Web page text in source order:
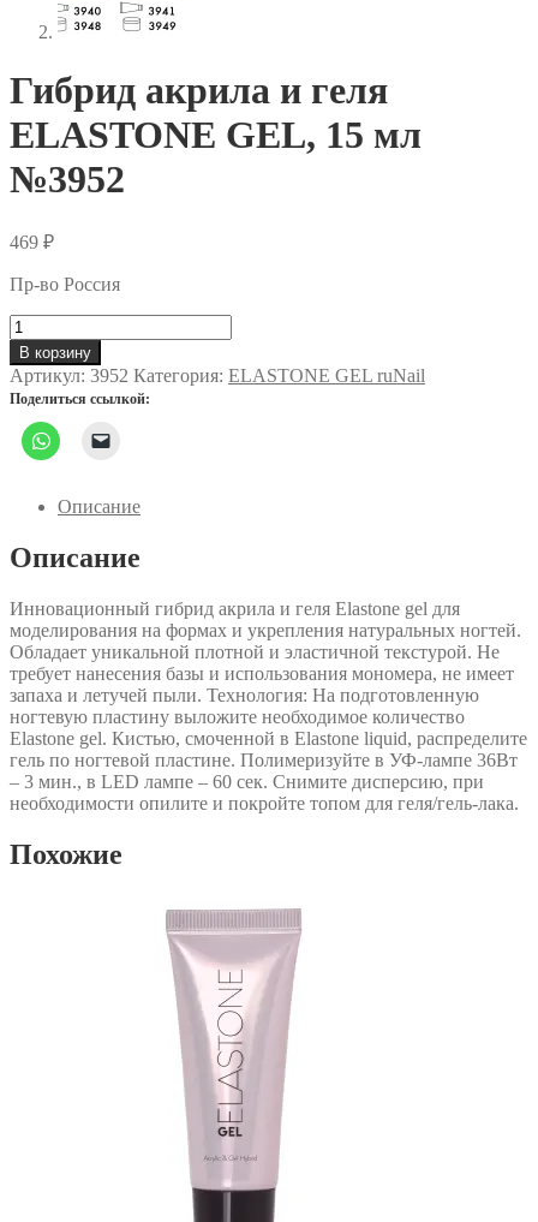
Гибрид акрила и геля
ELASTONE GEL, 15 мл
№3952
469 ₽
Пр-во Россия
Количество
товара
Гибрид
акрила
и
геля
ELASTONE
В корзину
Артикул: 3952 Категория: ELASTONE GEL ruNail
Поделиться ссылкой:
Описание
Описание
Инновационный гибрид акрила и геля Elastone gel для
моделирования на формах и укрепления натуральных ногтей.
Обладает уникальной плотной и эластичной текстурой. Не
требует нанесения базы и использования мономера, не имеет
запаха и летучей пыли. Технология: На подготовленную
ногтевую пластину выложите необходимое количество
Elastone gel. Кистью, смоченной в Elastone liquid, распределите
гель по ногтевой пластине. Полимеризуйте в УФ-лампе 36Вт
– 3 мин., в LED лампе – 60 сек. Снимите дисперсию, при
необходимости опилите и покройте топом для геля/гель-лака.
Похожие